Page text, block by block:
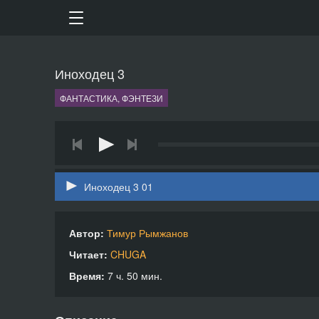
Иноходец 3
ФАНТАСТИКА, ФЭНТЕЗИ
Иноходец 3 01
Автор: Тимур Рымжанов
Читает: CHUGA
Время: 7 ч. 50 мин.